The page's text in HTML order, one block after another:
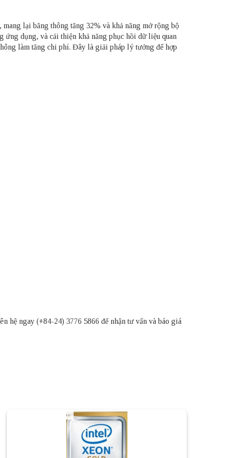
lại băng thông tăng 32% và khả năng mở rộng bộ
dụng, và cải thiện khả năng phục hồi dữ liệu quan
làm tăng chi phí. Đây là giải pháp lý tưởng để hợp
hệ ngay (+84-24) 3776 5866 để nhận tư vấn và báo giá